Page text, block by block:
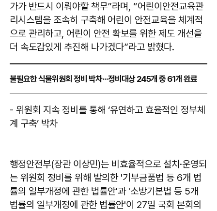
가가 반드시 이뤄야할 책무”라며, “어린이안전교육관
리시스템을 조속히 구축해 어린이 안전교육을 체계적
으로 관리하고, 어린이 안전 확보를 위한 제도 개선을
더 속도감있게 추진해 나가겠다”라고 밝혔다.
불필요한 식물위원회 정비 박차···정비대상 245개 중 61개 완료
- 위원회 지속 정비를 통해 ‘유연하고 효율적인 정부체
계 구축’ 박차
행정안전부(장관 이상민)는 비효율적으로 설치·운영되
는 위원회 정비를 위해 발의한 '기부금품법 등 6개 법
률의 일부개정에 관한 법률안'과 '소방기본법 등 5개
법률의 일부개정에 관한 법률안'이 27일 국회 본회의